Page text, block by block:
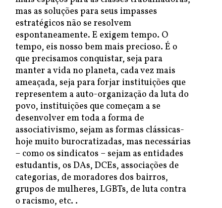
mas as soluções para seus impasses
estratégicos não se resolvem
espontaneamente. E exigem tempo. O
tempo, eis nosso bem mais precioso. É o
que precisamos conquistar, seja para
manter a vida no planeta, cada vez mais
ameaçada, seja para forjar instituições que
representem a auto-organização da luta do
povo, instituições que começam a se
desenvolver em toda a forma de
associativismo, sejam as formas clássicas-
hoje muito burocratizadas, mas necessárias
– como os sindicatos – sejam as entidades
estudantis, os DAs, DCEs, associações de
categorias, de moradores dos bairros,
grupos de mulheres, LGBTs, de luta contra
o racismo, etc. .